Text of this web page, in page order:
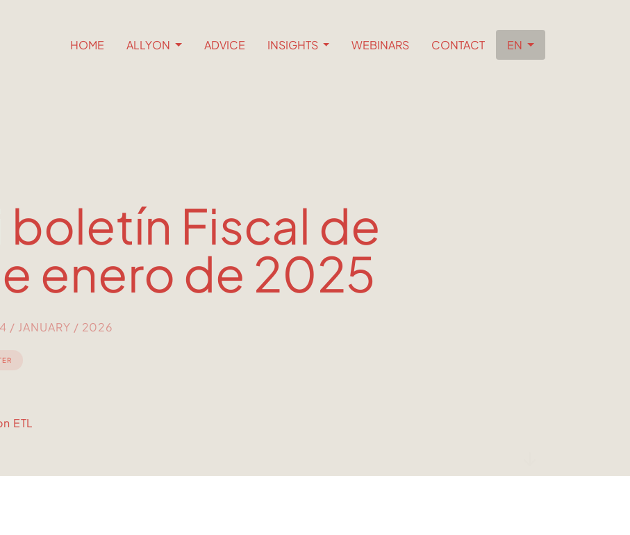
HOME ALLYON ADVICE INSIGHTS WEBINARS CONTACT EN
boletín Fiscal de
enero de 2025
/ JANUARY / 2026
ETL